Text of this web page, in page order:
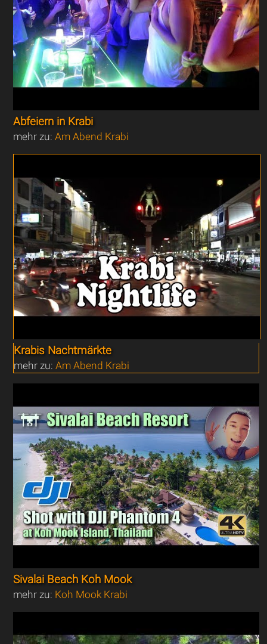
Abfeiern in Krabi
mehr zu:Am Abend Krabi
Krabis Nachtmärkte
mehr zu:Am Abend Krabi
Sivalai Beach Koh Mook
mehr zu: Koh Mook Krabi